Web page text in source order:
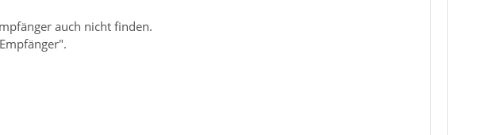
auch nicht finden.